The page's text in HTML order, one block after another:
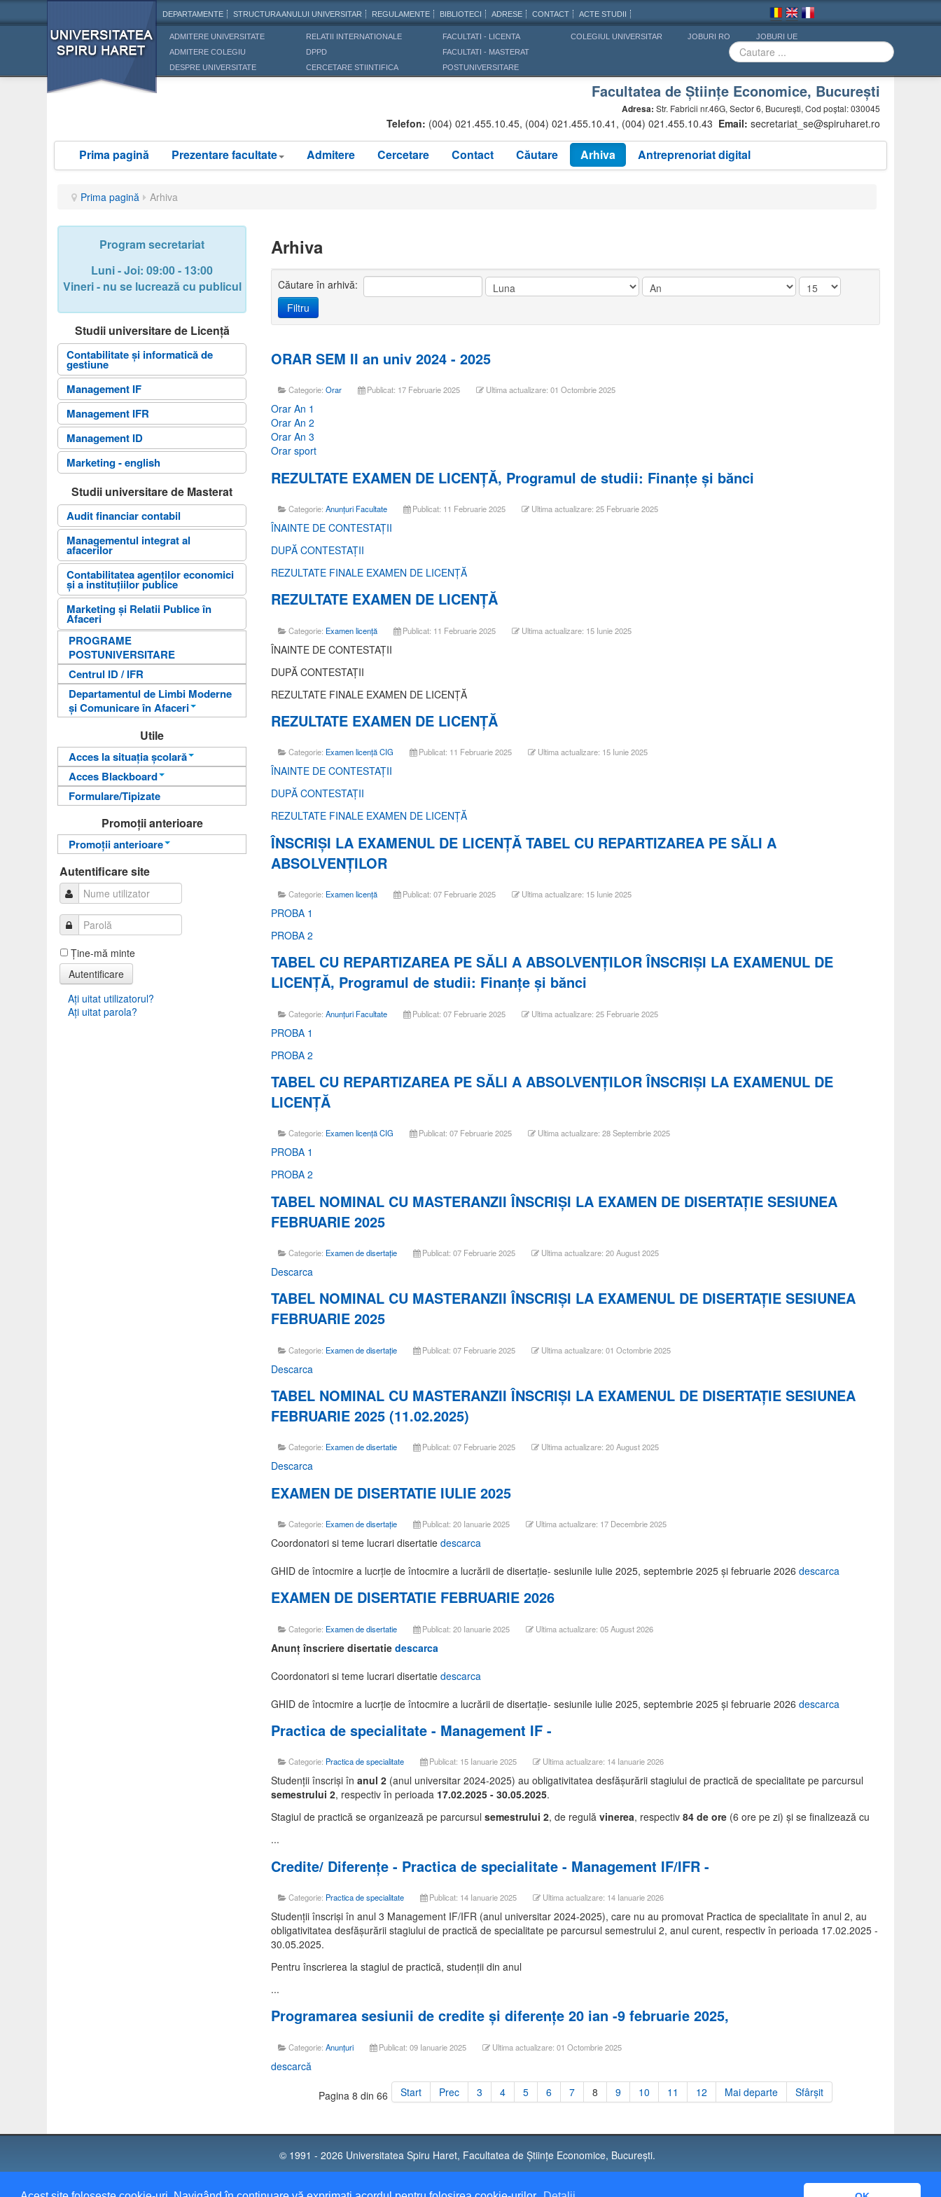
DEPARTAMENTE STRUCTURA ANULUI UNIVERSITAR REGULAMENTE BIBLIOTECI ADRESE CONTACT ACTE STUDII
ADMITERE UNIVERSITATE
ADMITERE COLEGIU
DESPRE UNIVERSITATE
RELATII INTERNATIONALE
DPPD
CERCETARE STIINTIFICA
FACULTATI - LICENTA
FACULTATI - MASTERAT
POSTUNIVERSITARE
COLEGIUL UNIVERSITAR JOBURI RO JOBURI UE
Facultatea de Științe Economice, București
Adresa: Str. Fabricii nr.46G, Sector 6, București, Cod poștal: 030045
Telefon: (004) 021.455.10.45, (004) 021.455.10.41, (004) 021.455.10.43 Email: secretariat_se@spiruharet.ro
Prima pagină Prezentare facultate Admitere Cercetare Contact Căutare Arhiva Antreprenoriat digital
Prima pagină Arhiva
Program secretariat
Luni - Joi: 09:00 - 13:00
Vineri - nu se lucrează cu publicul
Studii universitare de Licență
Contabilitate și informatică de
gestiune
Management IF
Management IFR
Management ID
Marketing - english
Studii universitare de Masterat
Audit financiar contabil
Managementul integrat al
afacerilor
Contabilitatea agenților economici
și a instituțiilor publice
Marketing şi Relatii Publice în
Afaceri
PROGRAME
POSTUNIVERSITARE
Centrul ID / IFR
Departamentul de Limbi Moderne
și Comunicare în Afaceri
An pregătitor pentru învățarea
limbii române
Departamentul de Limbi
Moderne și Comunicare în
Afaceri
Utile
Acces la situația școlară
Informații pentru acces
Autentificare
Acces Blackboard
Informații pentru acces
Autentificare
Formulare/Tipizate
Promoții anterioare
Promoții anterioare
Promoții anterioare
Autentificare site
Ţine-mă minte
Autentificare
Aţi uitat utilizatorul?
Aţi uitat parola?
Arhiva
Căutare în arhivă:
Filtru
ORAR SEM II an univ 2024 - 2025
Categorie: Orar Publicat: 17 Februarie 2025 Ultima actualizare: 01 Octombrie 2025
Orar An 1
Orar An 2
Orar An 3
Orar sport
REZULTATE EXAMEN DE LICENŢĂ, Programul de studii: Finanţe şi bănci
Categorie: Anunțuri Facultate Publicat: 11 Februarie 2025 Ultima actualizare: 25 Februarie 2025
ÎNAINTE DE CONTESTAŢII
DUPĂ CONTESTAŢII
REZULTATE FINALE EXAMEN DE LICENŢĂ
REZULTATE EXAMEN DE LICENŢĂ
Categorie: Examen licență Publicat: 11 Februarie 2025 Ultima actualizare: 15 Iunie 2025
ÎNAINTE DE CONTESTAŢII
DUPĂ CONTESTAŢII
REZULTATE FINALE EXAMEN DE LICENŢĂ
REZULTATE EXAMEN DE LICENŢĂ
Categorie: Examen licență CIG Publicat: 11 Februarie 2025 Ultima actualizare: 15 Iunie 2025
ÎNAINTE DE CONTESTAŢII
DUPĂ CONTESTAŢII
REZULTATE FINALE EXAMEN DE LICENŢĂ
ÎNSCRIŞI LA EXAMENUL DE LICENŢĂ TABEL CU REPARTIZAREA PE SĂLI A
ABSOLVENŢILOR
Categorie: Examen licență Publicat: 07 Februarie 2025 Ultima actualizare: 15 Iunie 2025
PROBA 1
PROBA 2
TABEL CU REPARTIZAREA PE SĂLI A ABSOLVENŢILOR ÎNSCRIŞI LA EXAMENUL DE
LICENŢĂ, Programul de studii: Finanţe şi bănci
Categorie: Anunțuri Facultate Publicat: 07 Februarie 2025 Ultima actualizare: 25 Februarie 2025
PROBA 1
PROBA 2
TABEL CU REPARTIZAREA PE SĂLI A ABSOLVENŢILOR ÎNSCRIŞI LA EXAMENUL DE
LICENŢĂ
Categorie: Examen licență CIG Publicat: 07 Februarie 2025 Ultima actualizare: 28 Septembrie 2025
PROBA 1
PROBA 2
TABEL NOMINAL CU MASTERANZII ÎNSCRIŞI LA EXAMEN DE DISERTAŢIE SESIUNEA
FEBRUARIE 2025
Categorie: Examen de disertație Publicat: 07 Februarie 2025 Ultima actualizare: 20 August 2025
Descarca
TABEL NOMINAL CU MASTERANZII ÎNSCRIŞI LA EXAMENUL DE DISERTAŢIE SESIUNEA
FEBRUARIE 2025
Categorie: Examen de disertație Publicat: 07 Februarie 2025 Ultima actualizare: 01 Octombrie 2025
Descarca
TABEL NOMINAL CU MASTERANZII ÎNSCRIŞI LA EXAMENUL DE DISERTAŢIE SESIUNEA
FEBRUARIE 2025 (11.02.2025)
Categorie: Examen de disertatie Publicat: 07 Februarie 2025 Ultima actualizare: 20 August 2025
Descarca
EXAMEN DE DISERTATIE IULIE 2025
Categorie: Examen de disertație Publicat: 20 Ianuarie 2025 Ultima actualizare: 17 Decembrie 2025
Coordonatori si teme lucrari disertatie descarca
GHID de întocmire a lucrție de întocmire a lucrării de disertație- sesiunile iulie 2025, septembrie 2025 și februarie 2026 descarca
EXAMEN DE DISERTATIE FEBRUARIE 2026
Categorie: Examen de disertatie Publicat: 20 Ianuarie 2025 Ultima actualizare: 05 August 2026
Anunţ înscriere disertatie descarca
Coordonatori si teme lucrari disertatie descarca
GHID de întocmire a lucrție de întocmire a lucrării de disertație- sesiunile iulie 2025, septembrie 2025 și februarie 2026 descarca
Practica de specialitate - Management IF -
Categorie: Practica de specialitate Publicat: 15 Ianuarie 2025 Ultima actualizare: 14 Ianuarie 2026
Studenții înscriși în anul 2 (anul universitar 2024-2025) au obligativitatea desfășurării stagiului de practică de specialitate pe parcursul
semestrului 2, respectiv în perioada 17.02.2025 - 30.05.2025.
Stagiul de practică se organizează pe parcursul semestrului 2, de regulă vinerea, respectiv 84 de ore (6 ore pe zi) și se finalizează cu
...
Credite/ Diferențe - Practica de specialitate - Management IF/IFR -
Categorie: Practica de specialitate Publicat: 14 Ianuarie 2025 Ultima actualizare: 14 Ianuarie 2026
Studenții înscriși în anul 3 Management IF/IFR (anul universitar 2024-2025), care nu au promovat Practica de specialitate în anul 2, au
obligativitatea desfășurării stagiului de practică de specialitate pe parcursul semestrului 2, anul curent, respectiv în perioada 17.02.2025 -
30.05.2025.
Pentru înscrierea la stagiul de practică, studenții din anul
...
Programarea sesiunii de credite și diferențe 20 ian -9 februarie 2025,
Categorie: Anunțuri Publicat: 09 Ianuarie 2025 Ultima actualizare: 01 Octombrie 2025
descarcă
Pagina 8 din 66 Start Prec 3 4 5 6 7 8 9 10 11 12 Mai departe Sfârșit
© 1991 - 2026 Universitatea Spiru Haret, Facultatea de Științe Economice, București.